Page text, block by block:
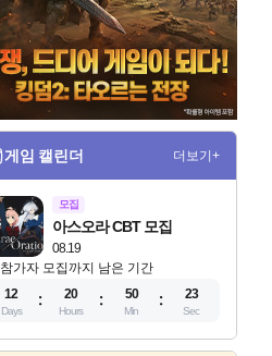
게임 캘린더 더보기+
모집
08.19
아스오라 CBT 모집
참가자 모집까지 남은 기간
12
Days
20
Hours
50
Min
22
Sec